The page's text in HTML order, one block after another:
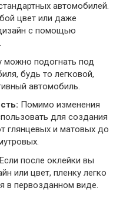
автомобилей.
цвет или даже
с помощью
можно подогнать под
будь то легковой,
автомобиль.
Помимо изменения
для создания
глянцевых и матовых до
Если после оклейки вы
или цвет, пленку легко
в первозданном виде.